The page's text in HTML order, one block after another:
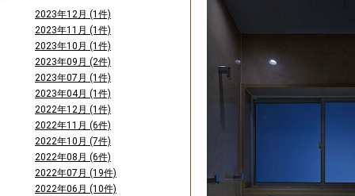
2023年12月 (1件)
2023年11月 (1件)
2023年10月 (1件)
2023年09月 (2件)
2023年07月 (1件)
2023年04月 (1件)
2022年12月 (1件)
2022年11月 (6件)
2022年10月 (7件)
2022年08月 (6件)
2022年07月 (19件)
2022年06月 (10件)